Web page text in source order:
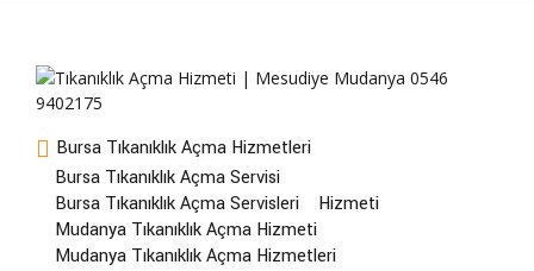
Bursa Tıkanıklık Açma Hizmetleri
Bursa Tıkanıklık Açma Servisi
Bursa Tıkanıklık Açma Servisleri
Hizmeti
Mudanya Tıkanıklık Açma Hizmeti
Mudanya Tıkanıklık Açma Hizmetleri